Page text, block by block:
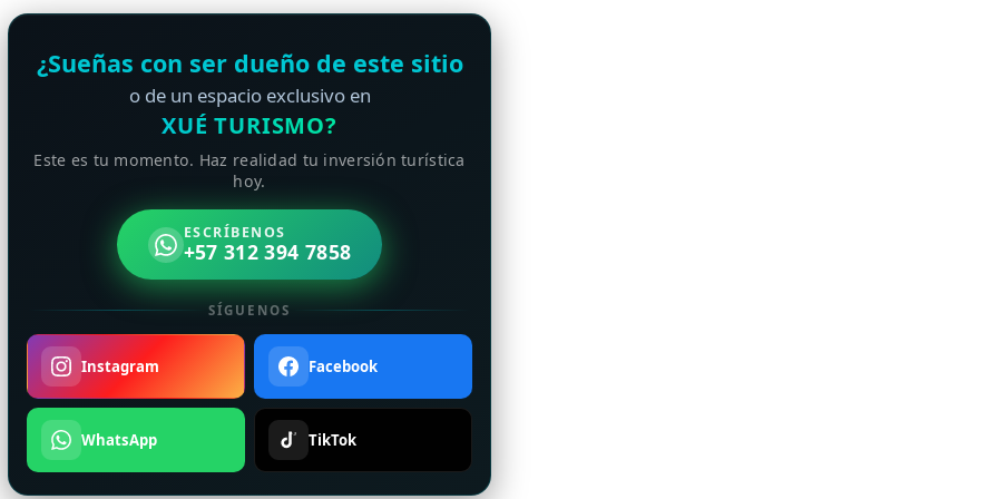
¿Sueñas con ser dueño de este sitio
o de un espacio exclusivo en
XUÉ TURISMO?
Este es tu momento. Haz realidad tu inversión turística
hoy.
ESCRÍBENOS
+57 312 394 7858
SÍGUENOS
Instagram Facebook
WhatsApp TikTok